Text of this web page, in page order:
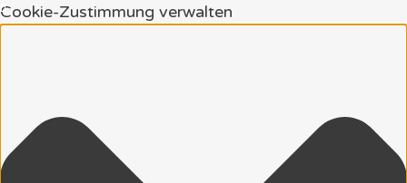
Cookie-Zustimmung verwalten